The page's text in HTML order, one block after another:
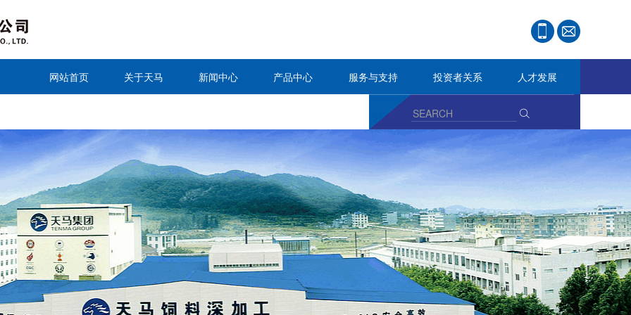
网站首页 关于天马 新闻中心 产品中心 服务与支持 投资者关系 人才发展